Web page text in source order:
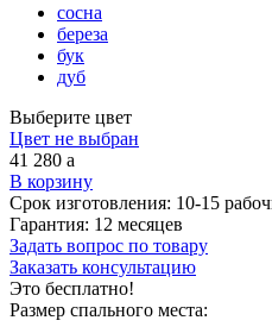
сосна
береза
бук
дуб
Выберите цвет
Цвет не выбран
41 280 a
В корзину
Срок изготовления: 10-15
Гарантия: 12 месяцев
Задать вопрос по товару
Заказать консультацию
Это бесплатно!
Размер спального места: